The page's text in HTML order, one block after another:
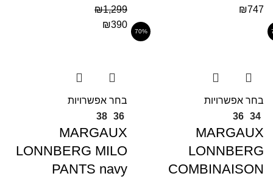
₪747
₪1,299
₪390
בחר אפשרויות
34
36
MARGAUX
LONNBERG
COMBINAISON
70%
בחר אפשרויות
36
38
MARGAUX
LONNBERG MILO
PANTS navy